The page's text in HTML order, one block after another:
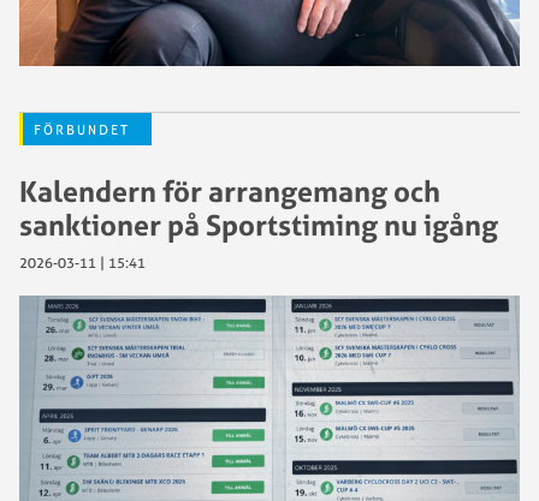
FÖRBUNDET
Kalendern för arrangemang och
sanktioner på Sportstiming nu igång
2026-03-11 | 15:41